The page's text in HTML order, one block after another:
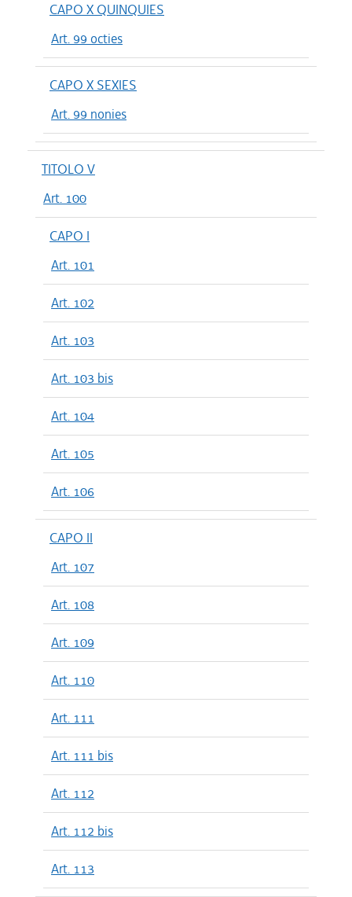
CAPO X QUINQUIES
Art. 99 octies
CAPO X SEXIES
Art. 99 nonies
TITOLO V
Art. 100
CAPO I
Art. 101
Art. 102
Art. 103
Art. 103 bis
Art. 104
Art. 105
Art. 106
CAPO II
Art. 107
Art. 108
Art. 109
Art. 110
Art. 111
Art. 111 bis
Art. 112
Art. 112 bis
Art. 113